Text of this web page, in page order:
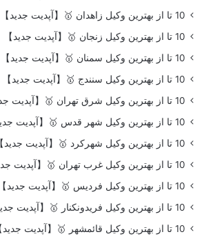
10 تا از بهترین وکیل زاهدان 🥇【آپدیت جدید】
10 تا از بهترین وکیل زنجان 🥇【آپدیت جدید】
10 تا از بهترین وکیل سمنان 🥇【آپدیت جدید】
10 تا از بهترین وکیل سنندج 🥇【آپدیت جدید】
10 تا از بهترین وکیل شرق تهران 🥇【آپدیت جدید】
10 تا از بهترین وکیل شهر قدس 🥇【آپدیت جدید】
10 تا از بهترین وکیل شهرکرد 🥇【آپدیت جدید】
10 تا از بهترین وکیل غرب تهران 🥇【آپدیت جدید】
10 تا از بهترین وکیل فردیس 🥇【آپدیت جدید】
10 تا از بهترین وکیل فریدونکنار 🥇【آپدیت جدید】
10 تا از بهترین وکیل قائمشهر 🥇【آپدیت جدید】